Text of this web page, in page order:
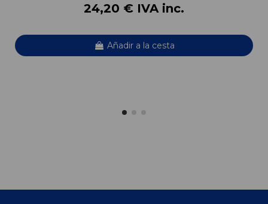
24,20 € IVA inc.
Añadir a la cesta